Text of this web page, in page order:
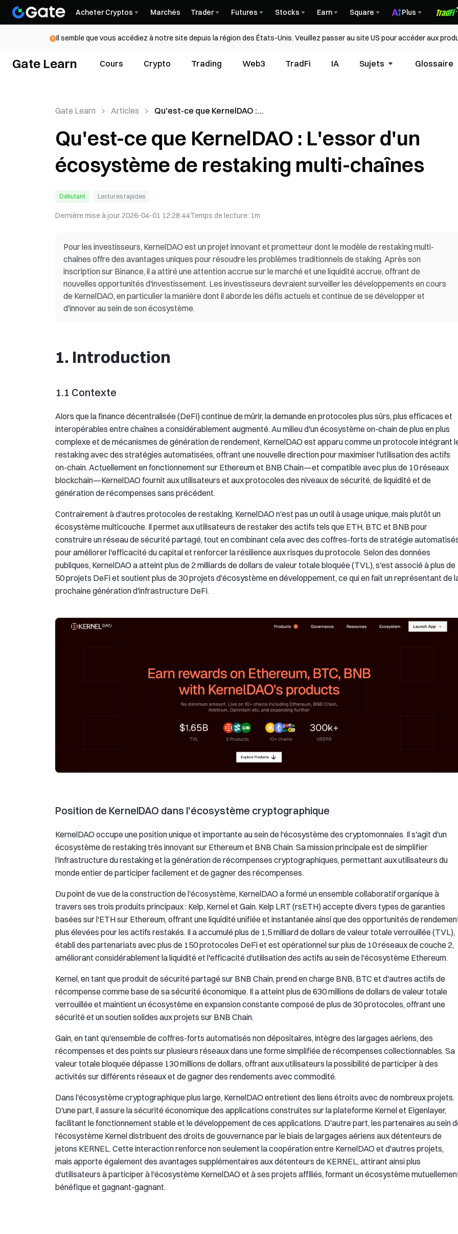
Acheter Cryptos Marchés Trader Futures Stocks Earn Square Plus
Il semble que vous accédiez à notre site depuis la région des États-Unis. Veuillez passer au site US pour accéder aux
Gate Learn Cours Crypto Trading Web3 TradFi IA Sujets Glossaire
Gate Learn Articles
Qu'est-ce que KernelDAO :
restaking multi-chaînes
Qu'est-ce que KernelDAO : L'essor d'un
écosystème de restaking multi-chaînes
Débutant Lectures rapides
Dernière mise à jour 2026-04-01 12:28:44Temps de lecture: 1m
Pour les investisseurs, KernelDAO est un projet innovant et prometteur dont le modèle de restaking multi-
chaînes offre des avantages uniques pour résoudre les problèmes traditionnels de staking. Après son
inscription sur Binance, il a attiré une attention accrue sur le marché et une liquidité accrue, offrant de
nouvelles opportunités d'investissement. Les investisseurs devraient surveiller les développements en cours
de KernelDAO, en particulier la manière dont il aborde les défis actuels et continue de se développer et
d'innover au sein de son écosystème.
1. Introduction
1.1 Contexte
Alors que la finance décentralisée (DeFi) continue de mûrir, la demande en protocoles plus sûrs, plus efficaces et
interopérables entre chaînes a considérablement augmenté. Au milieu d'un écosystème on-chain de plus en plus
complexe et de mécanismes de génération de rendement, KernelDAO est apparu comme un protocole intégrant
restaking avec des stratégies automatisées, offrant une nouvelle direction pour maximiser l'utilisation des actifs
on-chain. Actuellement en fonctionnement sur Ethereum et BNB Chain—et compatible avec plus de 10 réseaux
blockchain—KernelDAO fournit aux utilisateurs et aux protocoles des niveaux de sécurité, de liquidité et de
génération de récompenses sans précédent.
Contrairement à d'autres protocoles de restaking, KernelDAO n'est pas un outil à usage unique, mais plutôt un
écosystème multicouche. Il permet aux utilisateurs de restaker des actifs tels que ETH, BTC et BNB pour
construire un réseau de sécurité partagé, tout en combinant cela avec des coffres-forts de stratégie
pour améliorer l'efficacité du capital et renforcer la résilience aux risques du protocole. Selon des données
publiques, KernelDAO a atteint plus de 2 milliards de dollars de valeur totale bloquée (TVL), s'est associé à plus de
50 projets DeFi et soutient plus de 30 projets d'écosystème en développement, ce qui en fait un représentant de
prochaine génération d'infrastructure DeFi.
Position de KernelDAO dans l'écosystème cryptographique
KernelDAO occupe une position unique et importante au sein de l'écosystème des cryptomonnaies. Il s'agit d'un
écosystème de restaking très innovant sur Ethereum et BNB Chain. Sa mission principale est de simplifier
l'infrastructure du restaking et la génération de récompenses cryptographiques, permettant aux utilisateurs du
monde entier de participer facilement et de gagner des récompenses.
Du point de vue de la construction de l'écosystème, KernelDAO a formé un ensemble collaboratif organique à
travers ses trois produits principaux : Kelp, Kernel et Gain. Kelp LRT (rsETH) accepte divers types de garanties
basées sur l'ETH sur Ethereum, offrant une liquidité unifiée et instantanée ainsi que des opportunités de
plus élevées pour les actifs restakés. Il a accumulé plus de 1,5 milliard de dollars de valeur totale verrouillée (TVL),
établi des partenariats avec plus de 150 protocoles DeFi et est opérationnel sur plus de 10 réseaux de couche 2,
améliorant considérablement la liquidité et l'efficacité d'utilisation des actifs au sein de l'écosystème Ethereum.
Kernel, en tant que produit de sécurité partagé sur BNB Chain, prend en charge BNB, BTC et d'autres actifs de
récompense comme base de sa sécurité économique. Il a atteint plus de 630 millions de dollars de valeur totale
verrouillée et maintient un écosystème en expansion constante composé de plus de 30 protocoles, offrant une
sécurité et un soutien solides aux projets sur BNB Chain.
Gain, en tant qu'ensemble de coffres-forts automatisés non dépositaires, intègre des largages aériens, des
récompenses et des points sur plusieurs réseaux dans une forme simplifiée de récompenses collectionnables. Sa
valeur totale bloquée dépasse 130 millions de dollars, offrant aux utilisateurs la possibilité de participer à des
activités sur différents réseaux et de gagner des rendements avec commodité.
Dans l'écosystème cryptographique plus large, KernelDAO entretient des liens étroits avec de nombreux projets.
D'une part, il assure la sécurité économique des applications construites sur la plateforme Kernel et Eigenlayer,
facilitant le fonctionnement stable et le développement de ces applications. D'autre part, les partenaires au sein
l'écosystème Kernel distribuent des droits de gouvernance par le biais de largages aériens aux détenteurs de
jetons KERNEL. Cette interaction renforce non seulement la coopération entre KernelDAO et d'autres projets,
mais apporte également des avantages supplémentaires aux détenteurs de KERNEL, attirant ainsi plus
d'utilisateurs à participer à l'écosystème KernelDAO et à ses projets affiliés, formant un écosystème
bénéfique et gagnant-gagnant.